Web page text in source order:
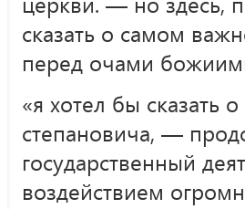
сказать о самом
перед очами
«я хотел бы сказать
степановича, —
государственный
воздействием